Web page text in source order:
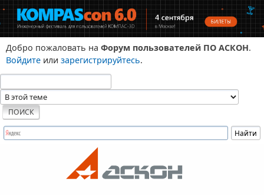
Добро пожаловать на Форум пользователей ПО АСКОН.
Войдите или зарегистрируйтесь.